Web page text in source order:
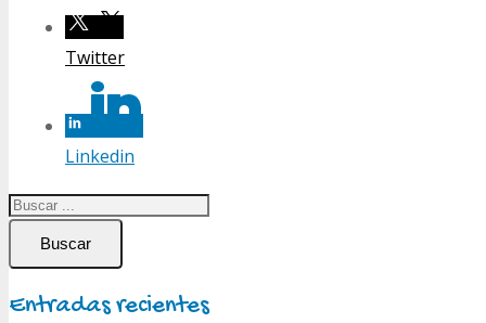
Twitter
Linkedin
Buscar
Entradas recientes